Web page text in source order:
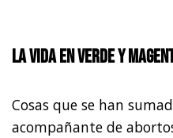
La vida en verde y
Cosas que se han
acompañante de